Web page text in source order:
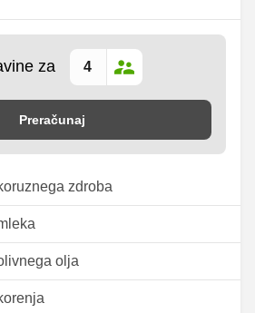
za
Preračunaj
zdroba
olja